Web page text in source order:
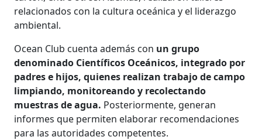
relacionados con la cultura oceánica y el liderazgo
ambiental.
Ocean Club cuenta además con un grupo
denominado Científicos Oceánicos, integrado por
padres e hijos, quienes realizan trabajo de campo
limpiando, monitoreando y recolectando
muestras de agua. Posteriormente, generan
informes que permiten elaborar recomendaciones
para las autoridades competentes.